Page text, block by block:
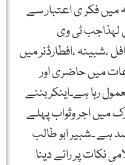
میں فکر ی اعتبار سے
لہذاجب ٹی وی
،شبینہ ،افطارڈنر میں
میں حاضری اور
رہا ہے۔اینکر بننے
میں اجر وثواب پہلے
ہے ۔شبیر ابو طالب
نکات پر رائے دینا